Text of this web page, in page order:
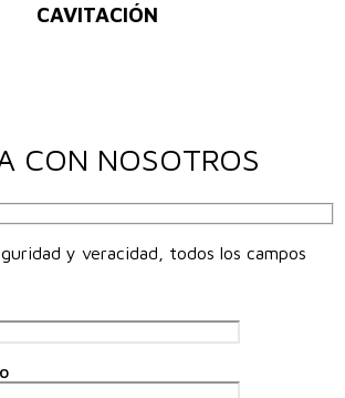
CAVITACIÓN
CON NOSOTROS
y veracidad, todos los campos